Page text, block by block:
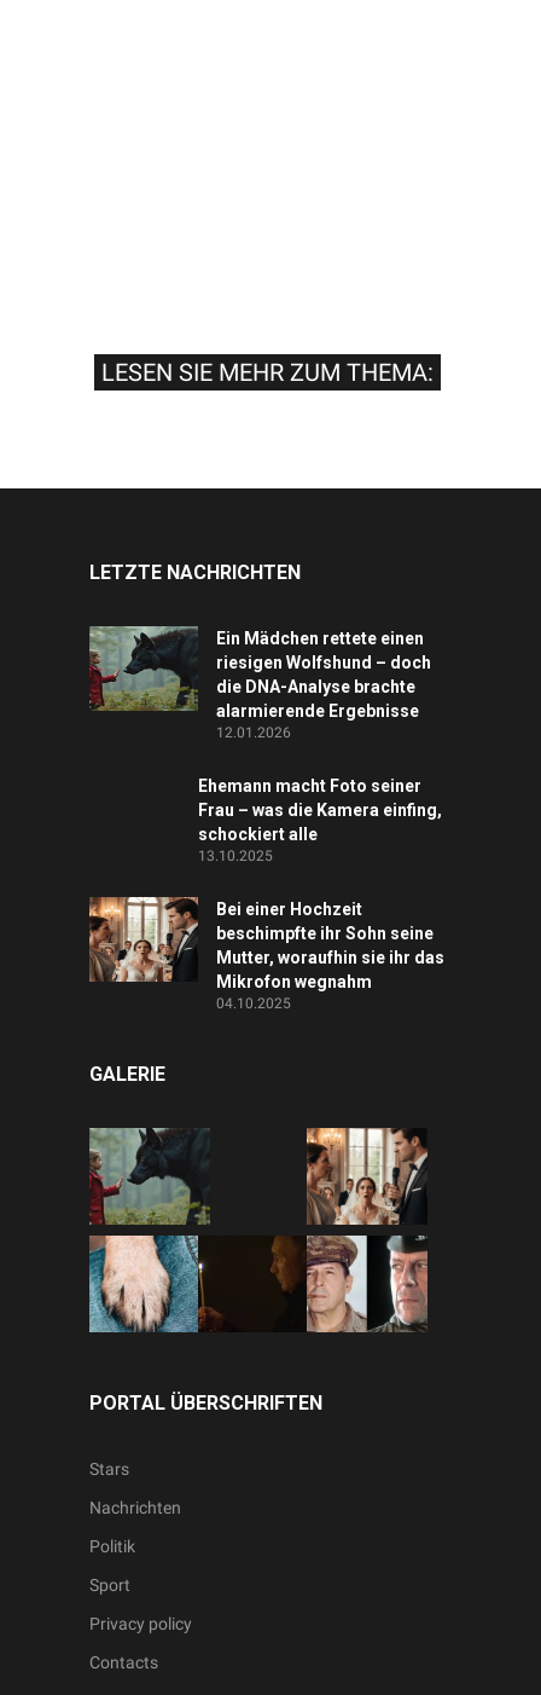
LESEN SIE MEHR ZUM THEMA:
LETZTE NACHRICHTEN
Ein Mädchen rettete einen
riesigen Wolfshund – doch
die DNA-Analyse brachte
alarmierende Ergebnisse
12.01.2026
Ehemann macht Foto seiner
Frau – was die Kamera einfing,
schockiert alle
13.10.2025
Bei einer Hochzeit
beschimpfte ihr Sohn seine
Mutter, woraufhin sie ihr das
Mikrofon wegnahm
04.10.2025
GALERIE
PORTAL ÜBERSCHRIFTEN
Stars
Nachrichten
Politik
Sport
Privacy policy
Contacts